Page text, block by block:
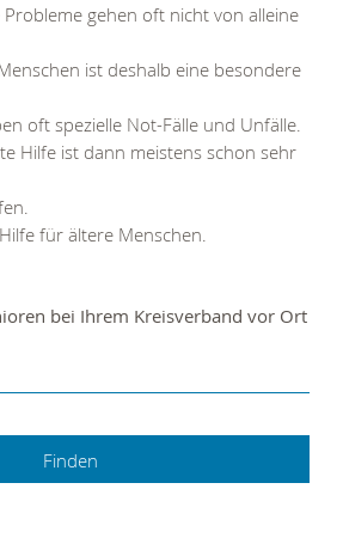
gehen oft nicht von alleine
ist deshalb eine besondere
oft spezielle Not-Fälle und Unfälle.
Hilfe ist dann meistens schon sehr
für ältere Menschen.
bei Ihrem Kreisverband vor Ort